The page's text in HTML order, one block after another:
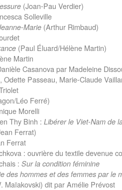
(Joan-Pau Verdier)
Solleville
Marie (Arthur Rimbaud)
(Paul Éluard/Hélène Martin)
Martin
Casanova par Madeleine
Passeau, Marie-Claude
Léo Ferré)
Morelli
Thy Binh : Libérer le Viet-Nam de
Ferrat)
Ferrat
: ouvrière du textile devenue
: Sur la condition féminine
des hommes et des femmes par le
Maïakovski) dit par Amélie Prévost